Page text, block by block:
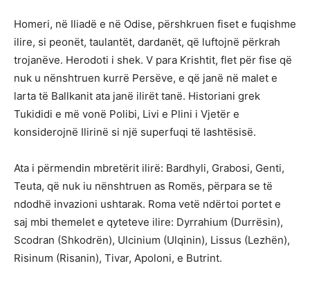
Homeri, në Iliadë e në Odise, përshkruen fiset e fuqishme
ilire, si peonët, taulantët, dardanët, që luftojnë përkrah
trojanëve. Herodoti i shek. V para Krishtit, flet për fise që
nuk u nënshtruen kurrë Persëve, e që janë në malet e
larta të Ballkanit ata janë ilirët tanë. Historiani grek
Tukididi e më vonë Polibi, Livi e Plini i Vjetër e
konsiderojnë Ilirinë si një superfuqi të lashtësisë.
Ata i përmendin mbretërit ilirë: Bardhyli, Grabosi, Genti,
Teuta, që nuk iu nënshtruen as Romës, përpara se të
ndodhë invazioni ushtarak. Roma vetë ndërtoi portet e
saj mbi themelet e qyteteve ilire: Dyrrahium (Durrësin),
Scodran (Shkodrën), Ulcinium (Ulqinin), Lissus (Lezhën),
Risinum (Risanin), Tivar, Apoloni, e Butrint.